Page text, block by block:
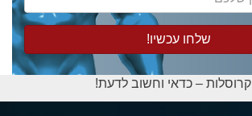
קרוסלות – כדאי וחשוב לדעת!